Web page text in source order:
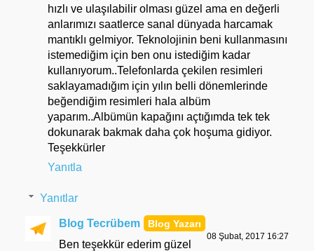
hızlı ve ulaşılabilir olması güzel ama en değerli
anlarımızı saatlerce sanal dünyada harcamak
mantıklı gelmiyor. Teknolojinin beni kullanmasını
istemediğim için ben onu istediğim kadar
kullanıyorum..Telefonlarda çekilen resimleri
saklayamadığım için yılın belli dönemlerinde
beğendiğim resimleri hala albüm
yaparım..Albümün kapağını açtığımda tek tek
dokunarak bakmak daha çok hoşuma gidiyor.
Teşekkürler
Yanıtla
Yanıtlar
Blog Tecrübem
08 Şubat, 2017 16:27
Ben teşekkür ederim güzel